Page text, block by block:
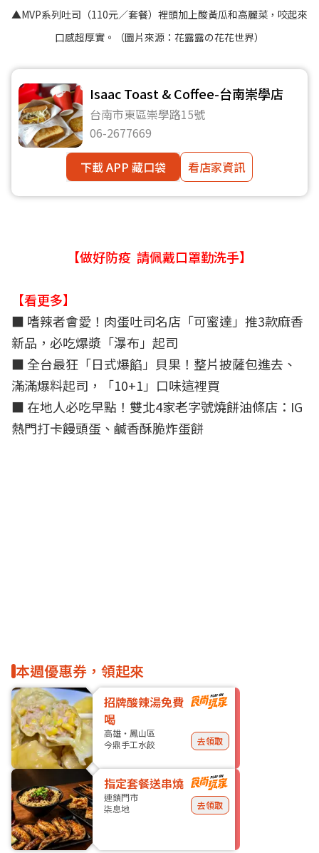
▲MVP系列吐司（110元／套餐）裡頭加上酸黃瓜和高麗菜，咬起來
口感超厚實。（圖片來源： 花露露の花花世界）
Isaac Toast & Coffee-台南崇學店
台南市東區崇學路15號
06-2677669
下載 APP 藏口袋
看店家資訊
【做好防疫 請佩戴口罩勤洗手】
【看更多】
■ 嗜辣者會愛！肉蛋吐司名店「可蜜達」推3款麻香
新品，必吃爆漿「瀑布」起司
■ 全台最狂「日式爆餡」貝果！整片披薩包進去、
滿滿爆料起司，「10+1」口味這裡買
■ 在地人必吃早點！雙北4家老字號燒餅油條店：IG
熱門打卡饅頭蛋、鹹香酥脆炸蛋餅
本週優惠券，領起來
招牌酸辣湯免費
喝
高雄・鳳山區
今鼎手工水餃
去領取
指定套餐送串燒
連鎖門市
柒息地
去領取